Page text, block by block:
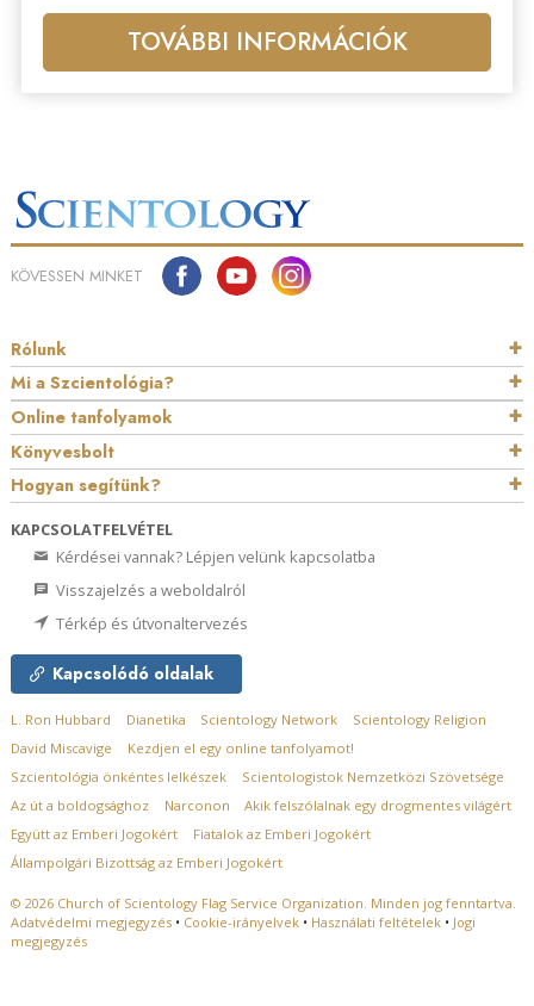
TOVÁBBI INFORMÁCIÓK
KÖVESSEN MINKET
Rólunk
Mi a Szcientológia?
Online tanfolyamok
Könyvesbolt
Hogyan segítünk?
KAPCSOLATFELVÉTEL
Kérdései vannak? Lépjen velünk kapcsolatba
Visszajelzés a weboldalról
Térkép és útvonaltervezés
Kapcsolódó oldalak
L. Ron Hubbard Dianetika Scientology Network
Scientology Religion
David Miscavige
Kezdjen el egy online tanfolyamot!
Szcientológia önkéntes lelkészek
Scientologistok Nemzetközi Szövetsége
Az út a boldogsághoz
Narconon
Akik felszólalnak egy drogmentes világért
Együtt az Emberi Jogokért
Fiatalok az Emberi Jogokért
Állampolgári Bizottság az Emberi Jogokért
© 2026 Church of Scientology Flag Service Organization. Minden jog fenntartva.
Adatvédelmi megjegyzés • Cookie-irányelvek • Használati feltételek • Jogi
megjegyzés